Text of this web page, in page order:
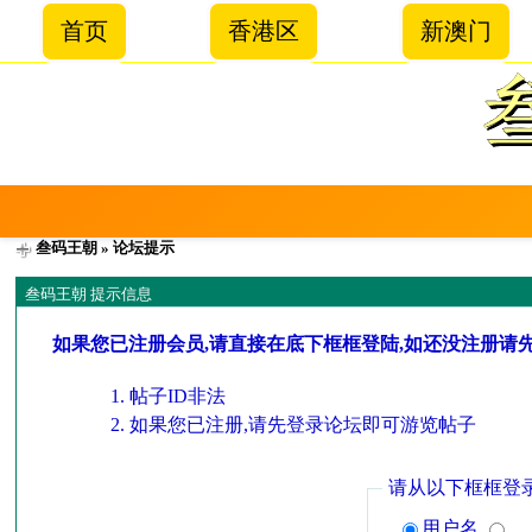
首页 香港区 新澳门
叁码王朝 » 论坛提示
叁码王朝 提示信息
如果您已注册会员,请直接在底下框框登陆,如还没注册请
帖子ID非法
如果您已注册,请先登录论坛即可游览帖子
请从以下框框登
用户名